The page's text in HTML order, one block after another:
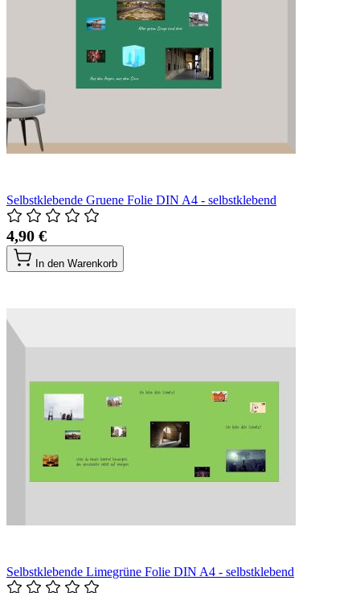
Selbstklebende Gruene Folie DIN A4 - selbstklebend
4,90 €
In den Warenkorb
Selbstklebende Limegrüne Folie DIN A4 - selbstklebend